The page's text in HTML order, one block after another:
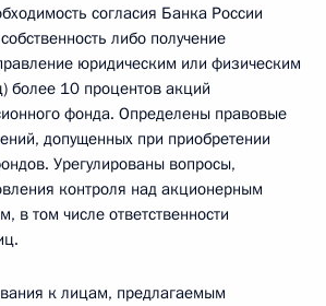
согласия Банка России
либо получение
юридическим или физическим
более 10 процентов акций
фонда. Определены правовые
допущенных при приобретении
Урегулированы вопросы,
контроля над акционерным
в том числе ответственности
к лицам, предлагаемым